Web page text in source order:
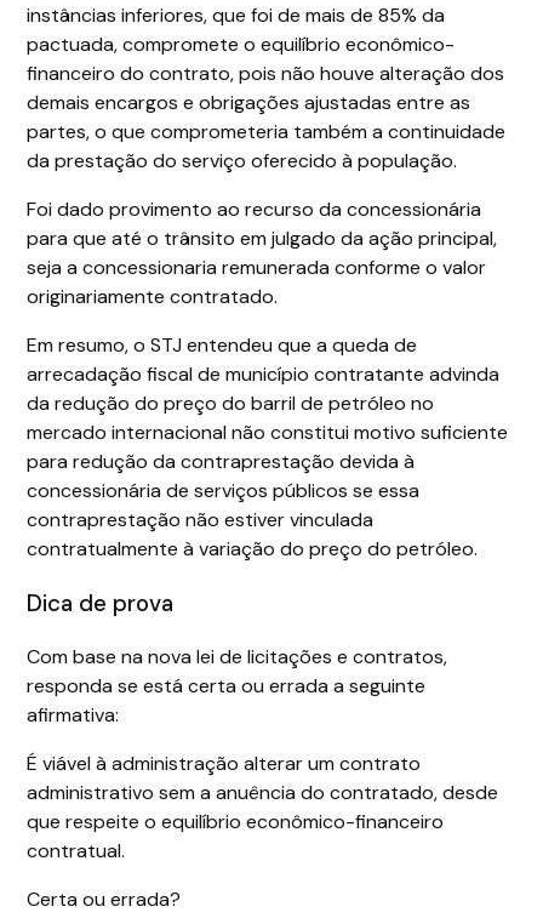
instâncias inferiores, que foi de mais de 85% da
pactuada, compromete o equilíbrio econômico-
financeiro do contrato, pois não houve alteração dos
demais encargos e obrigações ajustadas entre as
partes, o que comprometeria também a continuidade
da prestação do serviço oferecido à população.
Foi dado provimento ao recurso da concessionária
para que até o trânsito em julgado da ação principal,
seja a concessionaria remunerada conforme o valor
originariamente contratado.
Em resumo, o STJ entendeu que a queda de
arrecadação fiscal de município contratante advinda
da redução do preço do barril de petróleo no
mercado internacional não constitui motivo suficiente
para redução da contraprestação devida à
concessionária de serviços públicos se essa
contraprestação não estiver vinculada
contratualmente à variação do preço do petróleo.
Dica de prova
Com base na nova lei de licitações e contratos,
responda se está certa ou errada a seguinte
afirmativa:
É viável à administração alterar um contrato
administrativo sem a anuência do contratado, desde
que respeite o equilíbrio econômico-financeiro
contratual.
Certa ou errada?